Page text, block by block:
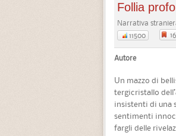
Follia
Narrativa
11500
16
Autore
Un mazzo di
tergicristallo
insistenti di una
sentimenti
fargli delle